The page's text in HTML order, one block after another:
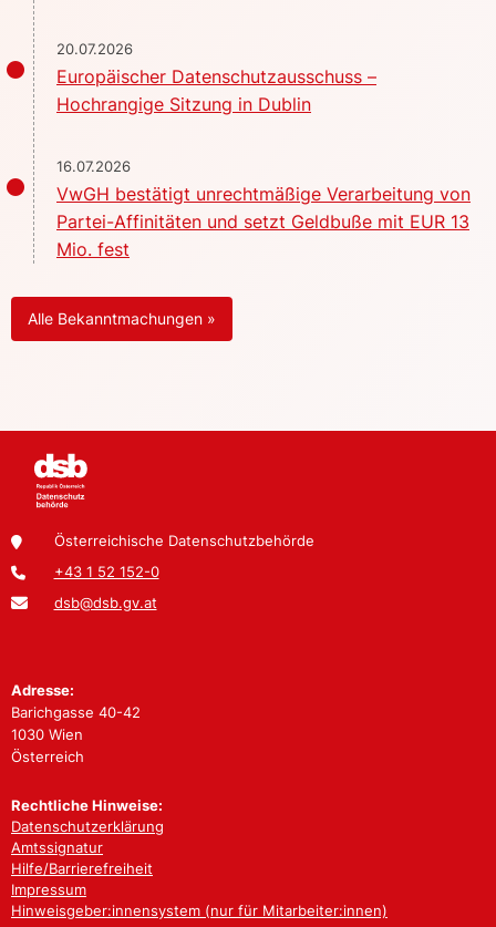
20.07.2026
Europäischer Datenschutzausschuss –
Hochrangige Sitzung in Dublin
16.07.2026
VwGH bestätigt unrechtmäßige Verarbeitung von
Partei-Affinitäten und setzt Geldbuße mit EUR 13
Mio. fest
Alle Bekanntmachungen »
Österreichische Datenschutzbehörde
+43 1 52 152-0
dsb@dsb.gv.at
Adresse:
Barichgasse 40-42
1030 Wien
Österreich
Rechtliche Hinweise:
Datenschutzerklärung
Amtssignatur
Hilfe/Barrierefreiheit
Impressum
Hinweisgeber:innensystem (nur für Mitarbeiter:innen)